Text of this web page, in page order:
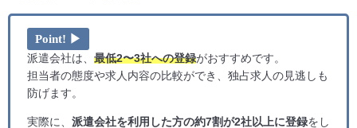
Point! ▶
派遣会社は、 最低2〜3社への登録がおすすめです。
担当者の態度や求人内容の比較ができ、独占求人の見逃しも
防げます。
実際に、 派遣会社を利用した方の約7割が2社以上に登録をし